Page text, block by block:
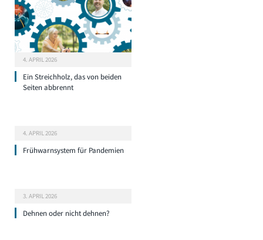
4. APRIL 2026
Ein Streichholz, das von beiden
Seiten abbrennt
4. APRIL 2026
Frühwarnsystem für Pandemien
3. APRIL 2026
Dehnen oder nicht dehnen?